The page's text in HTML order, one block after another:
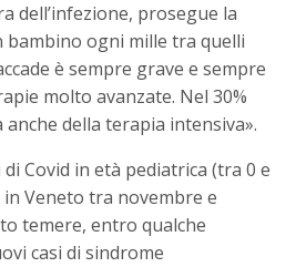
dell’infezione, prosegue la
bambino ogni mille tra quelli
è sempre grave e sempre
molto avanzate. Nel 30%
anche della terapia intensiva».
Covid in età pediatrica (tra 0 e
Veneto tra novembre e
temere, entro qualche
casi di sindrome